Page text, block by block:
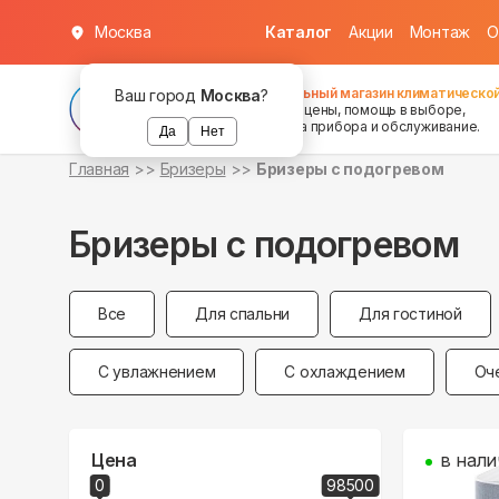
Ваш город Москва?
Да Нет
Москва Каталог Акции Монтаж О
Федеральный магазин
хорошие цены, помощь в выборе,
установка прибора и обслуживание.
Главная Бризеры Бризеры с подогревом
Бризеры с подогревом
Все Для спальни Для гостиной
С увлажнением С охлаждением
Цена
0 98500
в